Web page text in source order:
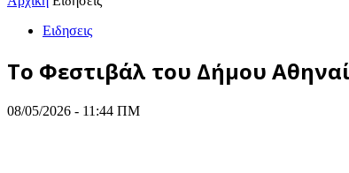
Ειδησεις
To Φεστιβάλ του Δήμου
08/05/2026 - 11:44 ΠΜ